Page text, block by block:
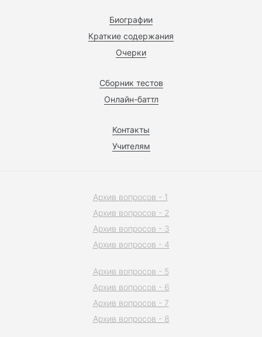
Биографии
Краткие содержания
Очерки
Сборник тестов
Онлайн-баттл
Контакты
Учителям
Архив вопросов - 1
Архив вопросов - 2
Архив вопросов - 3
Архив вопросов - 4
Архив вопросов - 5
Архив вопросов - 6
Архив вопросов - 7
Архив вопросов - 8